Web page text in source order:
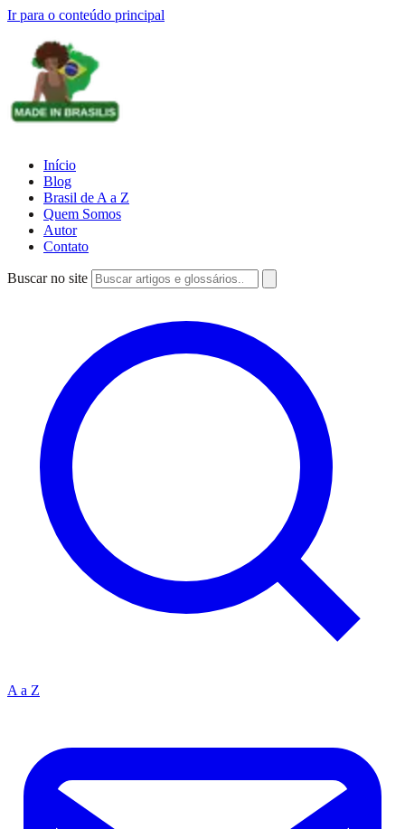
Ir para o conteúdo principal
Início
Blog
Brasil de A a Z
Quem Somos
Autor
Contato
Buscar no site
A a Z